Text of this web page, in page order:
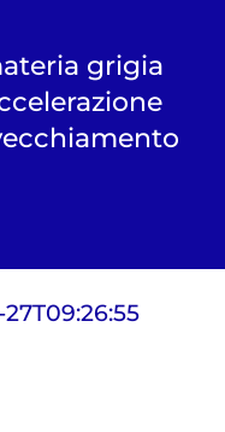
grigia